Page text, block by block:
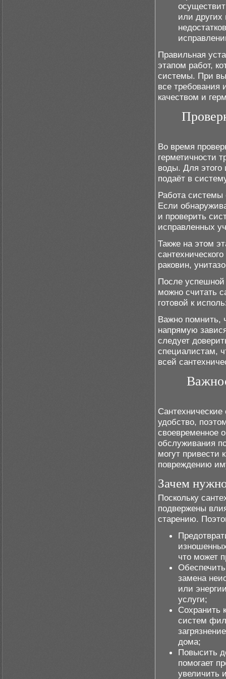
или
Правильная
этапом работ,
системы. При
все требования
качеством и
Во время
герметичности
воды. Для этого
подаёт в
Работа системы
Если
и проверить
исправленных
Также на этом
раковин,
После успешной
можно считать
готовой к
Важно помнить,
напрямую
следует
специалистам,
всей
удобство,
своевременное
обслуживания
могут привести
повреждению
Зачем
Поскольку
подвержены
старению.
что может
замена
или
услуги;
Сохранить
систем
дома;
Повысить
помогает
увеличить